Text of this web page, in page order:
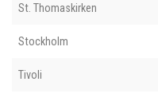
St. Thomaskirken
Stockholm
Tivoli